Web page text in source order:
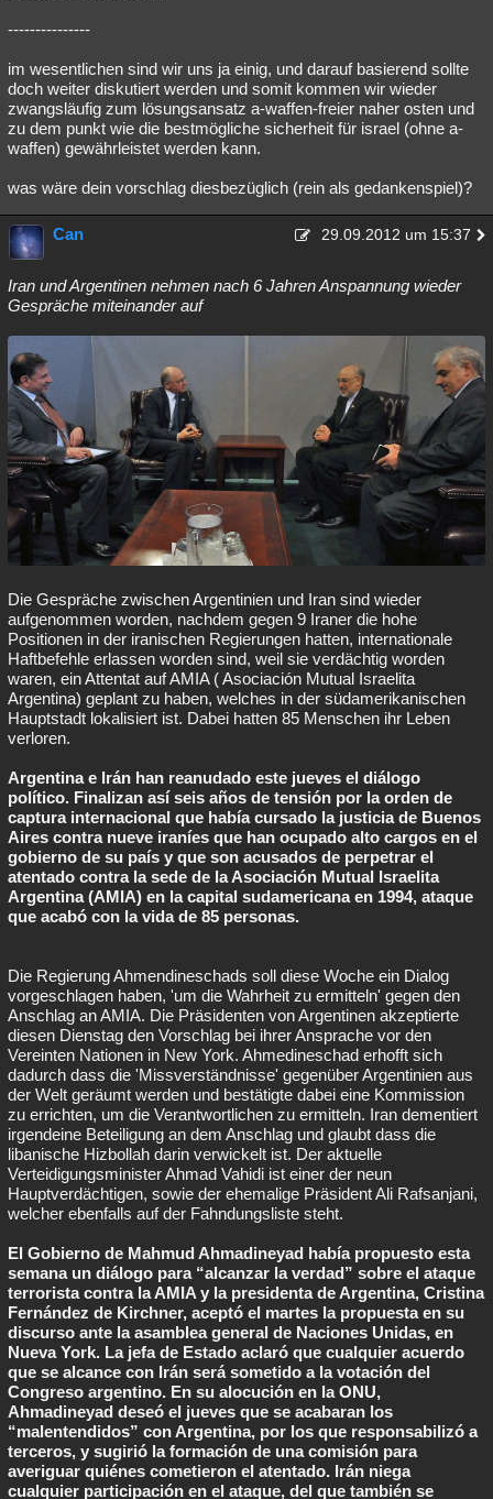
---------------
im wesentlichen sind wir uns ja einig, und darauf basierend sollte
doch weiter diskutiert werden und somit kommen wir wieder
zwangsläufig zum lösungsansatz a-waffen-freier naher osten und
zu dem punkt wie die bestmögliche sicherheit für israel (ohne a-
waffen) gewährleistet werden kann.
was wäre dein vorschlag diesbezüglich (rein als gedankenspiel)?
Can 29.09.2012 um 15:37
Iran und Argentinen nehmen nach 6 Jahren Anspannung wieder
Gespräche miteinander auf
Die Gespräche zwischen Argentinien und Iran sind wieder
aufgenommen worden, nachdem gegen 9 Iraner die hohe
Positionen in der iranischen Regierungen hatten, internationale
Haftbefehle erlassen worden sind, weil sie verdächtig worden
waren, ein Attentat auf AMIA ( Asociación Mutual Israelita
Argentina) geplant zu haben, welches in der südamerikanischen
Hauptstadt lokalisiert ist. Dabei hatten 85 Menschen ihr Leben
verloren.
Argentina e Irán han reanudado este jueves el diálogo
político. Finalizan así seis años de tensión por la orden de
captura internacional que había cursado la justicia de Buenos
Aires contra nueve iraníes que han ocupado alto cargos en el
gobierno de su país y que son acusados de perpetrar el
atentado contra la sede de la Asociación Mutual Israelita
Argentina (AMIA) en la capital sudamericana en 1994, ataque
que acabó con la vida de 85 personas.
Die Regierung Ahmendineschads soll diese Woche ein Dialog
vorgeschlagen haben, 'um die Wahrheit zu ermitteln' gegen den
Anschlag an AMIA. Die Präsidenten von Argentinen akzeptierte
diesen Dienstag den Vorschlag bei ihrer Ansprache vor den
Vereinten Nationen in New York. Ahmedineschad erhofft sich
dadurch dass die 'Missverständnisse' gegenüber Argentinien aus
der Welt geräumt werden und bestätigte dabei eine Kommission
zu errichten, um die Verantwortlichen zu ermitteln. Iran dementiert
irgendeine Beteiligung an dem Anschlag und glaubt dass die
libanische Hizbollah darin verwickelt ist. Der aktuelle
Verteidigungsminister Ahmad Vahidi ist einer der neun
Hauptverdächtigen, sowie der ehemalige Präsident Ali Rafsanjani,
welcher ebenfalls auf der Fahndungsliste steht.
El Gobierno de Mahmud Ahmadineyad había propuesto esta
semana un diálogo para “alcanzar la verdad” sobre el ataque
terrorista contra la AMIA y la presidenta de Argentina, Cristina
Fernández de Kirchner, aceptó el martes la propuesta en su
discurso ante la asamblea general de Naciones Unidas, en
Nueva York. La jefa de Estado aclaró que cualquier acuerdo
que se alcance con Irán será sometido a la votación del
Congreso argentino. En su alocución en la ONU,
Ahmadineyad deseó el jueves que se acabaran los
“malentendidos” con Argentina, por los que responsabilizó a
terceros, y sugirió la formación de una comisión para
averiguar quiénes cometieron el atentado. Irán niega
cualquier participación en el ataque, del que también se